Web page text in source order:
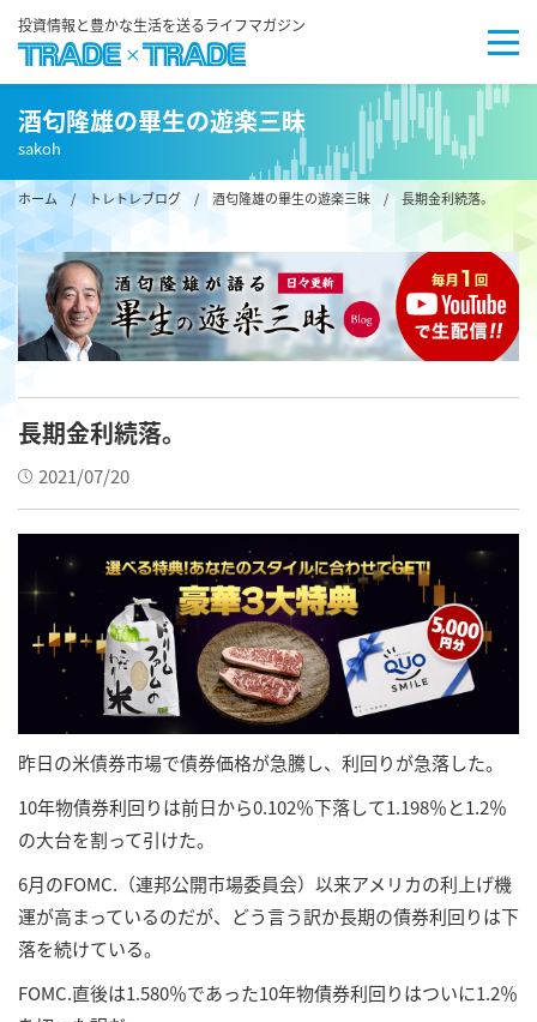
投資情報と豊かな生活を送るライフマガジン
酒匂隆雄の畢生の遊楽三昧
sakoh
ホーム/ トレトレブログ / 酒匂隆雄の畢生の遊楽三昧 / 長期金利続落。
長期金利続落。
2021/07/20
昨日の米債券市場で債券価格が急騰し、利回りが急落した。
10年物債券利回りは前日から0.102％下落して1.198％と1.2％
の大台を割って引けた。
6月のFOMC.（連邦公開市場委員会）以来アメリカの利上げ機
運が高まっているのだが、どう言う訳か長期の債券利回りは下
落を続けている。
FOMC.直後は1.580％であった10年物債券利回りはついに1.2％